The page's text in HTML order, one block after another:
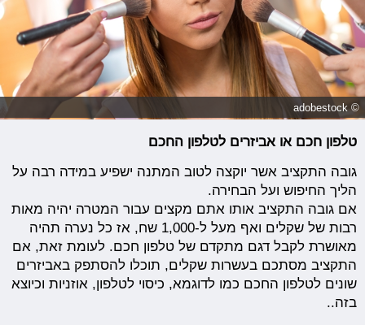
© adobestock
טלפון חכם או אביזרים לטלפון החכם
גובה התקציב אשר יוקצה לטוב המתנה ישפיע במידה רבה על
הליך החיפוש ועל הבחירה.
אם גובה התקציב אותו אתם מקצים עבור המטרה יהיה מאות
רבות של שקלים ואף מעל ל-1,000 שח, אז כל נערה תהיה
מאושרת לקבל דגם מתקדם של טלפון חכם. לעומת זאת, אם
התקציב מסתכם בעשרות שקלים, תוכלו להסתפק באביזרים
שונים לטלפון החכם כמו לדוגמא, כיסוי לטלפון, אוזניות וכיוצא
בזה..